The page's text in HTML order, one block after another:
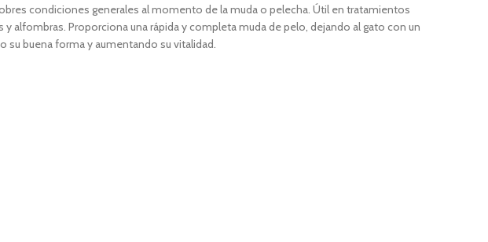
condiciones generales al momento de la muda o pelecha. Útil en tratamientos
alfombras. Proporciona una rápida y completa muda de pelo, dejando al gato con un
buena forma y aumentando su vitalidad.